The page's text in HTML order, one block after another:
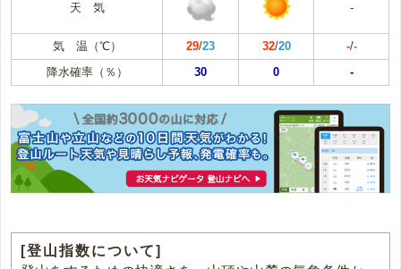
天 気 -
気 温（℃） 29/23 32/20 -/-
降水確率（％）
30 0 -
[登山指数について]